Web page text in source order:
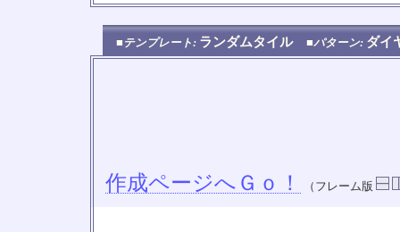
■テンプレート: ランダムタイル ■パターン: ダ
作成ページへＧｏ！ （フレーム版